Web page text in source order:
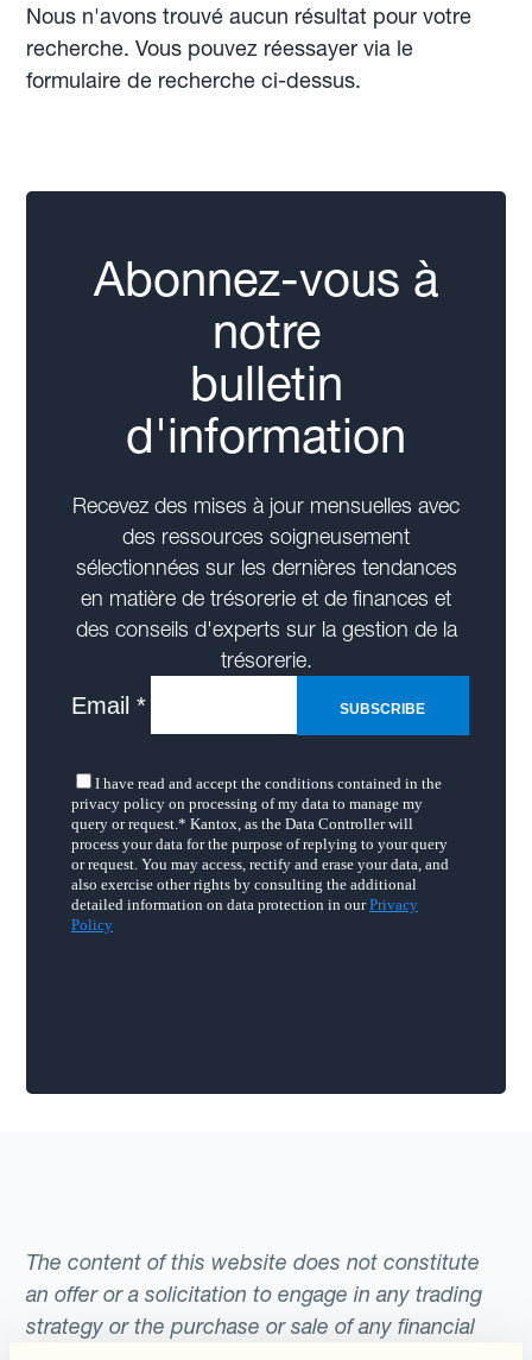
Nous n'avons trouvé aucun résultat pour votre
recherche. Vous pouvez réessayer via le
formulaire de recherche ci-dessus.
Abonnez-vous à
notre
bulletin
d'information
Recevez des mises à jour mensuelles avec
des ressources soigneusement
sélectionnées sur les dernières tendances
en matière de trésorerie et de finances et
des conseils d'experts sur la gestion de la
trésorerie.
The content of this website does not constitute
an offer or a solicitation to engage in any trading
strategy or the purchase or sale of any financial